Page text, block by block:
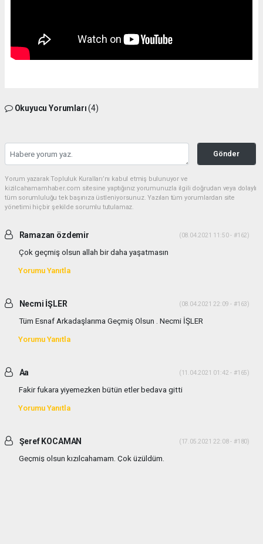
Okuyucu Yorumları(4)
Gönder
Yorum yazarak Topluluk Kuralları’nı kabul etmiş bulunuyor ve
kizilcahamamhaber.com sitesine yaptığınız yorumunuzla ilgili doğrudan veya dolaylı
tüm sorumluluğu tek başınıza üstleniyorsunuz. Yazılan tüm yorumlardan site
yönetimi hiçbir şekilde sorumlu tutulamaz.
Ramazan özdemir (08.04.2021 11:50 - #162)
Çok geçmiş olsun allah bir daha yaşatmasın
Yorumu Yanıtla
Necmi İŞLER (08.04.2021 22:09 - #163)
Tüm Esnaf Arkadaşlarıma Geçmiş Olsun . Necmi İŞLER
Yorumu Yanıtla
Aa (11.04.2021 01:42 - #165)
Fakir fukara yiyemezken bütün etler bedava gitti
Yorumu Yanıtla
Şeref KOCAMAN (17.05.2021 22:08 - #180)
Geçmiş olsun kızılcahamam. Çok üzüldüm.